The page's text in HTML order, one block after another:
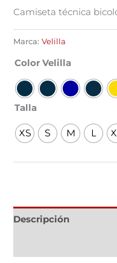
Camiseta técnica
Marca:Velilla
Color Velilla
Talla
XS S M L
Descripción